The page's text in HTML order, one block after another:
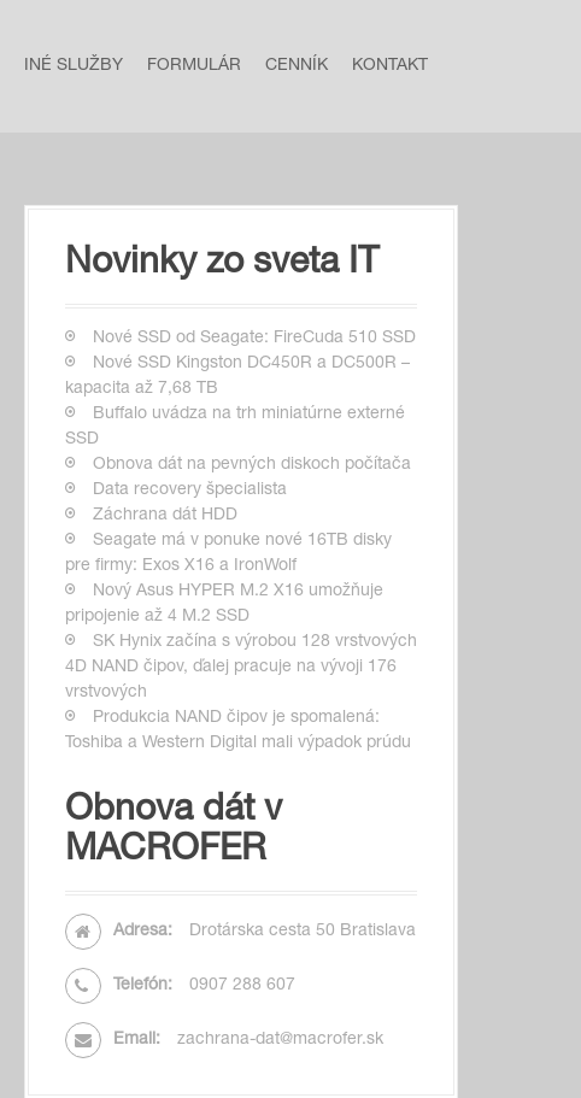
INÉ SLUŽBY FORMULÁR CENNÍK KONTAKT
Novinky zo sveta IT
Nové SSD od Seagate: FireCuda 510 SSD
Nové SSD Kingston DC450R a DC500R –
kapacita až 7,68 TB
Buffalo uvádza na trh miniatúrne externé
SSD
Obnova dát na pevných diskoch počítača
Data recovery špecialista
Záchrana dát HDD
Seagate má v ponuke nové 16TB disky
pre firmy: Exos X16 a IronWolf
Nový Asus HYPER M.2 X16 umožňuje
pripojenie až 4 M.2 SSD
SK Hynix začína s výrobou 128 vrstvových
4D NAND čipov, ďalej pracuje na vývoji 176
vrstvových
Produkcia NAND čipov je spomalená:
Toshiba a Western Digital mali výpadok prúdu
Obnova dát v
MACROFER
Adresa: Drotárska cesta 50 Bratislava
Telefón: 0907 288 607
Email: zachrana-dat@macrofer.sk